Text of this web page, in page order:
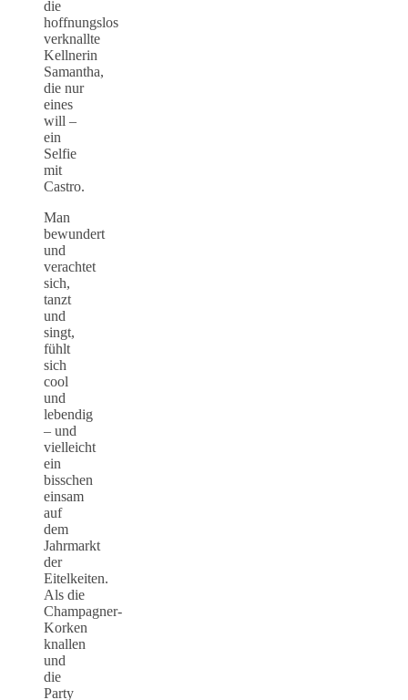
die
hoffnungslos
verknallte
Kellnerin
Samantha,
die nur
eines
will –
ein
Selfie
mit
Castro.
Man
bewundert
und
verachtet
sich,
tanzt
und
singt,
fühlt
sich
cool
und
lebendig
– und
vielleicht
ein
bisschen
einsam
auf
dem
Jahrmarkt
der
Eitelkeiten.
Als die
Champagner-
Korken
knallen
und
die
Party